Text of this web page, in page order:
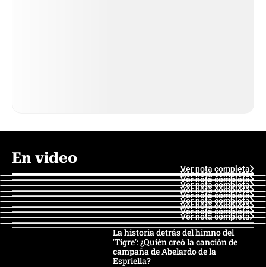
En video
Ver nota completa
Ver nota completa
Ver nota completa
Ver nota completa
Ver nota completa
Ver nota completa
Ver nota completa
Ver nota completa
Ver nota completa
Ver nota completa
La historia detrás del himno del
'Tigre': ¿Quién creó la canción de
campaña de Abelardo de la
Espriella?